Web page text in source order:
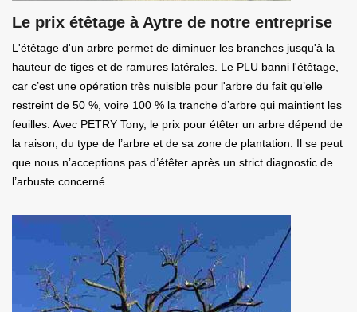
Le prix étêtage à Aytre de notre entreprise
L'étêtage d'un arbre permet de diminuer les branches jusqu'à la
hauteur de tiges et de ramures latérales. Le PLU banni l'étêtage,
car c’est une opération très nuisible pour l'arbre du fait qu’elle
restreint de 50 %, voire 100 % la tranche d’arbre qui maintient les
feuilles. Avec PETRY Tony, le prix pour étêter un arbre dépend de
la raison, du type de l’arbre et de sa zone de plantation. Il se peut
que nous n’acceptions pas d’étêter après un strict diagnostic de
l’arbuste concerné.